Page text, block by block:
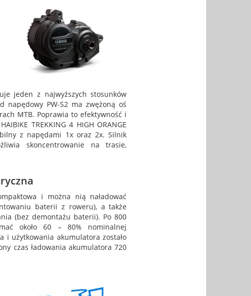
jeden z najwyższych stosunków
napędowy PW-S2 ma zwężoną oś
MTB. Poprawia to efektywność i
TREKKING 4 HIGH ORANGE
z napędami 1x oraz 2x. Silnik
skoncentrowanie na trasie,
i można nią naładować
baterii z roweru), a także
(bez demontażu baterii). Po 800
około 60 – 80% nominalnej
i użytkowania akumulatora zostało
czas ładowania akumulatora 720